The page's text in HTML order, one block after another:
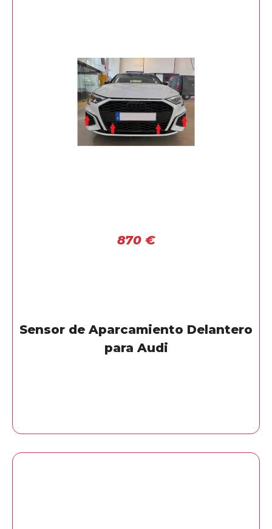
870 €
Sensor de Aparcamiento Delantero
para Audi